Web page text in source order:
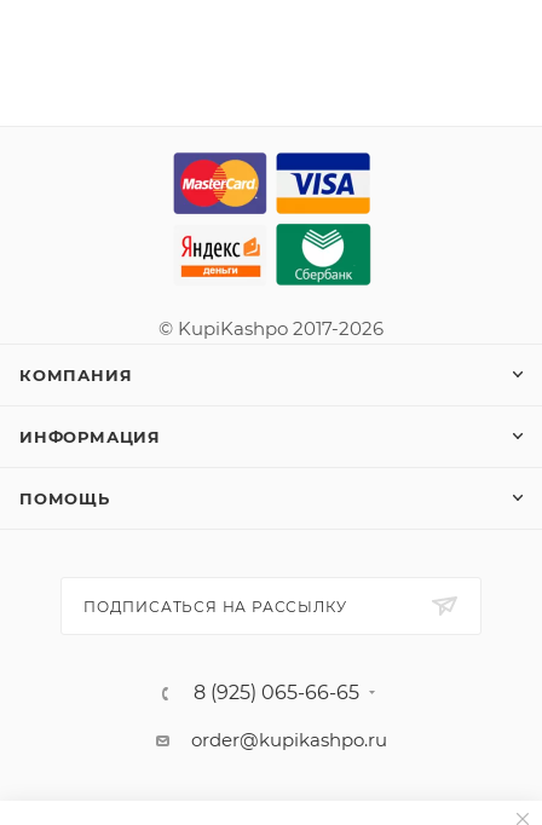
© KupiKashpo 2017-2026
КОМПАНИЯ
ИНФОРМАЦИЯ
ПОМОЩЬ
ПОДПИСАТЬСЯ НА РАССЫЛКУ
8 (925) 065-66-65
order@kupikashpo.ru